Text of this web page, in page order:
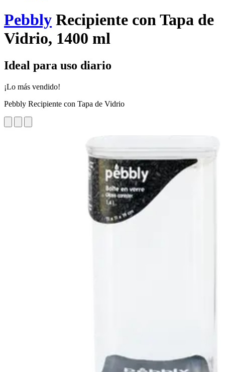
Pebbly Recipiente con Tapa de
Vidrio, 1400 ml
Ideal para uso diario
¡Lo más vendido!
Pebbly Recipiente con Tapa de Vidrio